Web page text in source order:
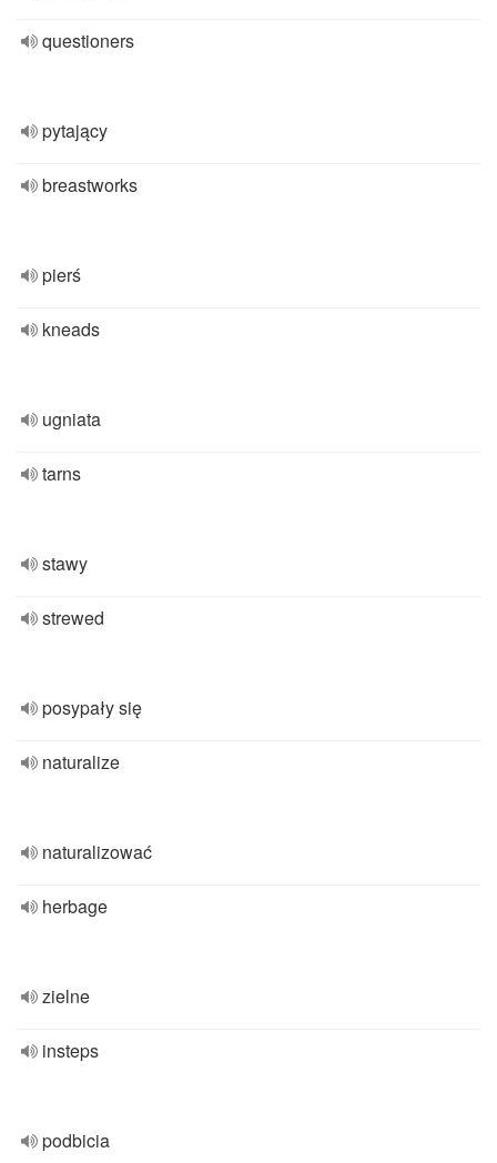
questioners
pytający
breastworks
pierś
kneads
ugniata
tarns
stawy
strewed
posypały się
naturalize
naturalizować
herbage
zielne
insteps
podbicia